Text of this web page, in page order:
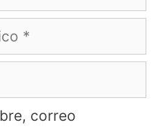
correo